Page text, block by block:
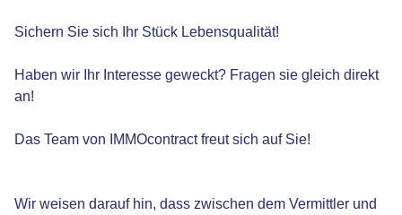
Sichern Sie sich Ihr Stück Lebensqualität!
Haben wir Ihr Interesse geweckt? Fragen sie gleich direkt
an!
Das Team von IMMOcontract freut sich auf Sie!
Wir weisen darauf hin, dass zwischen dem Vermittler und